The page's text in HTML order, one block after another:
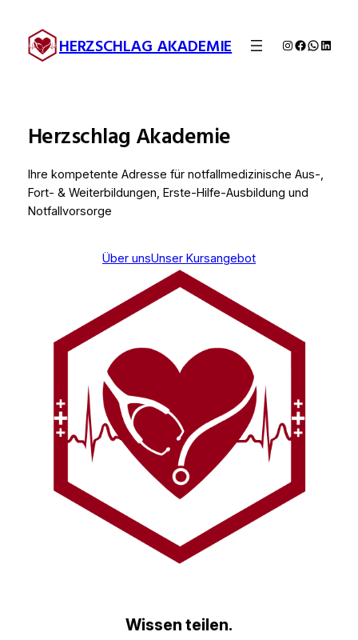
Inhalt
springen HERZSCHLAG AKADEMIE Instagram
Facebook
Herzschlag Akademie
Ihre kompetente Adresse für notfallmedizinische Aus-,
Fort- & Weiterbildungen, Erste-Hilfe-Ausbildung und
Notfallvorsorge
Über unsUnser Kursangebot
Wissen teilen.